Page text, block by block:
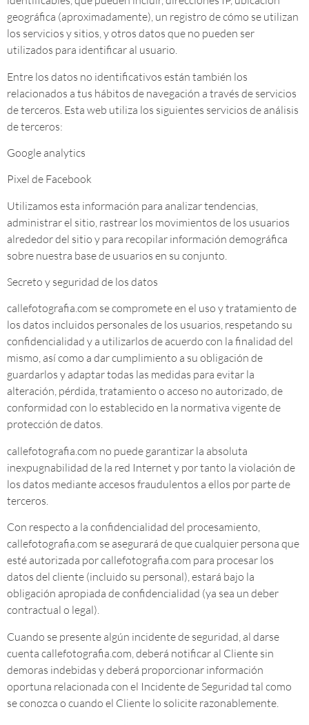
geográfica (aproximadamente), un registro de cómo se utilizan
los servicios y sitios, y otros datos que no pueden ser
utilizados para identificar al usuario.
Entre los datos no identificativos están también los
relacionados a tus hábitos de navegación a través de servicios
de terceros. Esta web utiliza los siguientes servicios de análisis
de terceros:
Google analytics
Pixel de Facebook
Utilizamos esta información para analizar tendencias,
administrar el sitio, rastrear los movimientos de los usuarios
alrededor del sitio y para recopilar información demográfica
sobre nuestra base de usuarios en su conjunto.
Secreto y seguridad de los datos
callefotografia.com se compromete en el uso y tratamiento de
los datos incluidos personales de los usuarios, respetando su
confidencialidad y a utilizarlos de acuerdo con la finalidad del
mismo, así como a dar cumplimiento a su obligación de
guardarlos y adaptar todas las medidas para evitar la
alteración, pérdida, tratamiento o acceso no autorizado, de
conformidad con lo establecido en la normativa vigente de
protección de datos.
callefotografia.com no puede garantizar la absoluta
inexpugnabilidad de la red Internet y por tanto la violación de
los datos mediante accesos fraudulentos a ellos por parte de
terceros.
Con respecto a la confidencialidad del procesamiento,
callefotografia.com se asegurará de que cualquier persona que
esté autorizada por callefotografia.com para procesar los
datos del cliente (incluido su personal), estará bajo la
obligación apropiada de confidencialidad (ya sea un deber
contractual o legal).
Cuando se presente algún incidente de seguridad, al darse
cuenta callefotografia.com, deberá notificar al Cliente sin
demoras indebidas y deberá proporcionar información
oportuna relacionada con el Incidente de Seguridad tal como
se conozca o cuando el Cliente lo solicite razonablemente.